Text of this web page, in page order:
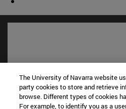
The University of Navarra website
party cookies to store and retrieve
browse. Different types of cookies
For example, to identify you as a